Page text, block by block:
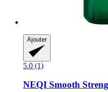
Ajouter
5.0 (1)
NEQI Smooth